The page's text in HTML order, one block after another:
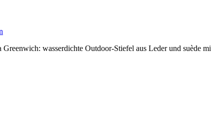
wasserdichte Outdoor-Stiefel aus Leder und suède